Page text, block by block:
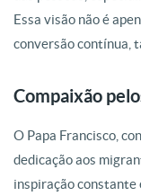
Essa visão não é
conversão contínua,
Compaixão
O Papa Francisco,
dedicação aos
inspiração constante